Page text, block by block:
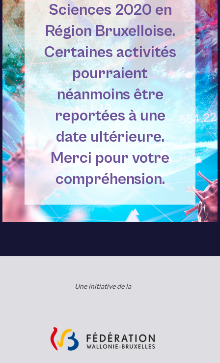
Sciences 2020 en
Région Bruxelloise.
Certaines activités
pourraient
néanmoins être
reportées à une
date ultérieure.
Merci pour votre
compréhension.
Une initiative de la